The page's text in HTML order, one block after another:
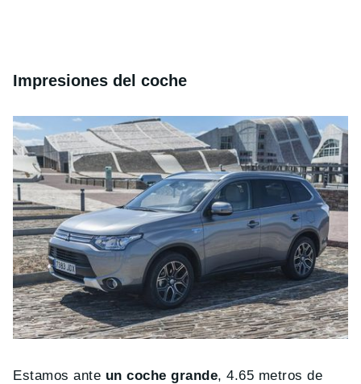
Impresiones del coche
Estamos ante un coche grande, 4.65 metros de